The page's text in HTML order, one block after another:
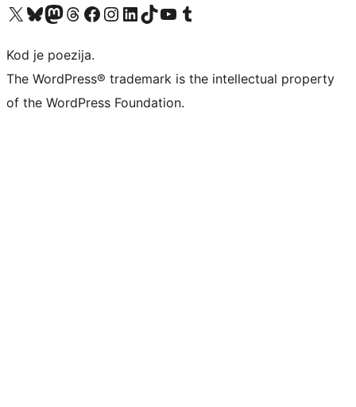
Visit our X (formerly Twitter) account
Visit our Bluesky account
Visit our Mastodon account
Visit our Threads account
Visit our Facebook page
Visit our Instagram account
Visit our LinkedIn account
Visit our TikTok account
Visit our YouTube channel
Visit our Tumblr account
Kod je poezija.
The WordPress® trademark is the intellectual property
of the WordPress Foundation.